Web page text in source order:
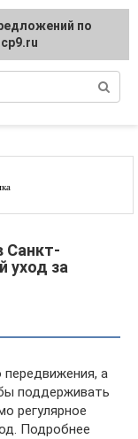
Санкт-
уход за
а
поддерживать
регулярное
Подробнее
по